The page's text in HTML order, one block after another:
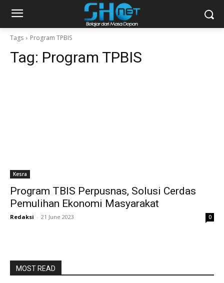
Tags Program TPBIS
Tag: Program TPBIS
Kesra
Program TBIS Perpusnas, Solusi Cerdas
Pemulihan Ekonomi Masyarakat
Redaksi - 21 June 2023 0
MOST READ